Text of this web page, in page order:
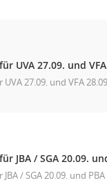
UVA 27.09. und
UVA 27.09. und VFA
JBA / SGA 20.09.
JBA / SGA 20.09. und